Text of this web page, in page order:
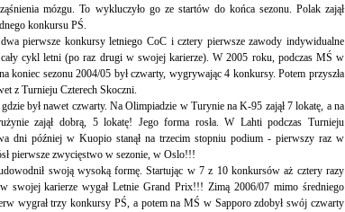
mózgu. To wykluczyło go ze startów do końca sezonu. Polak zajął
konkursu PŚ.
pierwsze konkursy letniego CoC i cztery pierwsze zawody indywidualne
cykl letni (po raz drugi w swojej karierze). W 2005 roku, podczas MŚ w
koniec sezonu 2004/05 był czwarty, wygrywając 4 konkursy. Potem przyszła
z Turnieju Czterech Skoczni.
był nawet czwarty. Na Olimpiadzie w Turynie na K-95 zajął 7 lokatę, a na
zajął dobrą, 5 lokatę! Jego forma rosła. W Lahti podczas Turnieju
dni później w Kuopio stanął na trzecim stopniu podium - pierwszy raz w
pierwsze zwycięstwo w sezonie, w Oslo!!!
swoją wysoką formę. Startując w 7 z 10 konkursów aż cztery razy
swojej karierze wygał Letnie Grand Prix!!! Zimą 2006/07 mimo średniego
wygrał trzy konkursy PŚ, a potem na MŚ w Sapporo zdobył swój czwarty